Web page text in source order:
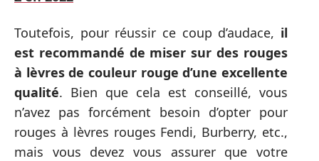
Toutefois, pour réussir ce coup d’audace, il
est recommandé de miser sur des rouges
à lèvres de couleur rouge d’une excellente
qualité. Bien que cela est conseillé, vous
n’avez pas forcément besoin d’opter pour
rouges à lèvres rouges Fendi, Burberry, etc.,
mais vous devez vous assurer que votre